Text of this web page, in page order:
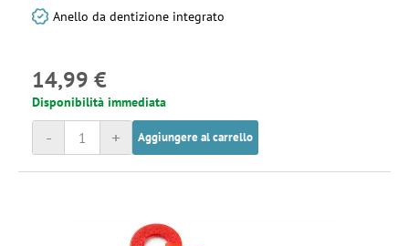
Anello da dentizione integrato
14,99 €
Disponibilità immediata
+
- Aggiungere al carrello